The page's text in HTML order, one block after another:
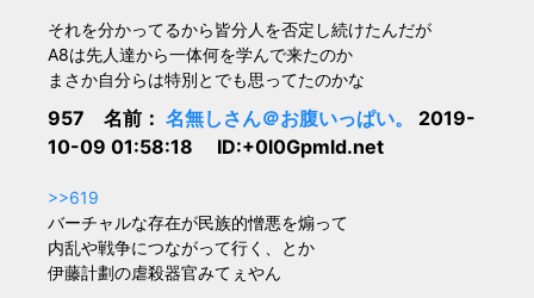
それを分かってるから皆分人を否定し続けたんだが
A8は先人達から一体何を学んで来たのか
まさか自分らは特別とでも思ってたのかな
957 名前： 名無しさん＠お腹いっぱい。 2019-
10-09 01:58:18 ID:+0l0Gpmld.net
>>619
バーチャルな存在が民族的憎悪を煽って
内乱や戦争につながって行く、とか
伊藤計劃の虐殺器官みてぇやん